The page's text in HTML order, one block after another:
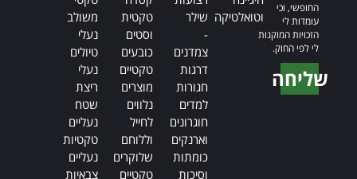
החופשי, וכי
עומדות לי
הזכויות המוקנות
לי לפי החוק.
שליחה
וטואלטיקה שילר
-
צמדנים
דרגות
חגורות
למדים
חוגרונים
וארנקים
כומתות
וסיכות
טקטית
וסטים
כובעים
טקטיים
מוצרים
נלווים
לחייל
וללוחם
שלוקרים
טקטיים
משולב
נעלי
טיולים
נעלי
ריצת
שטח
נעליים
טקטיות
נעליים
צבאיות